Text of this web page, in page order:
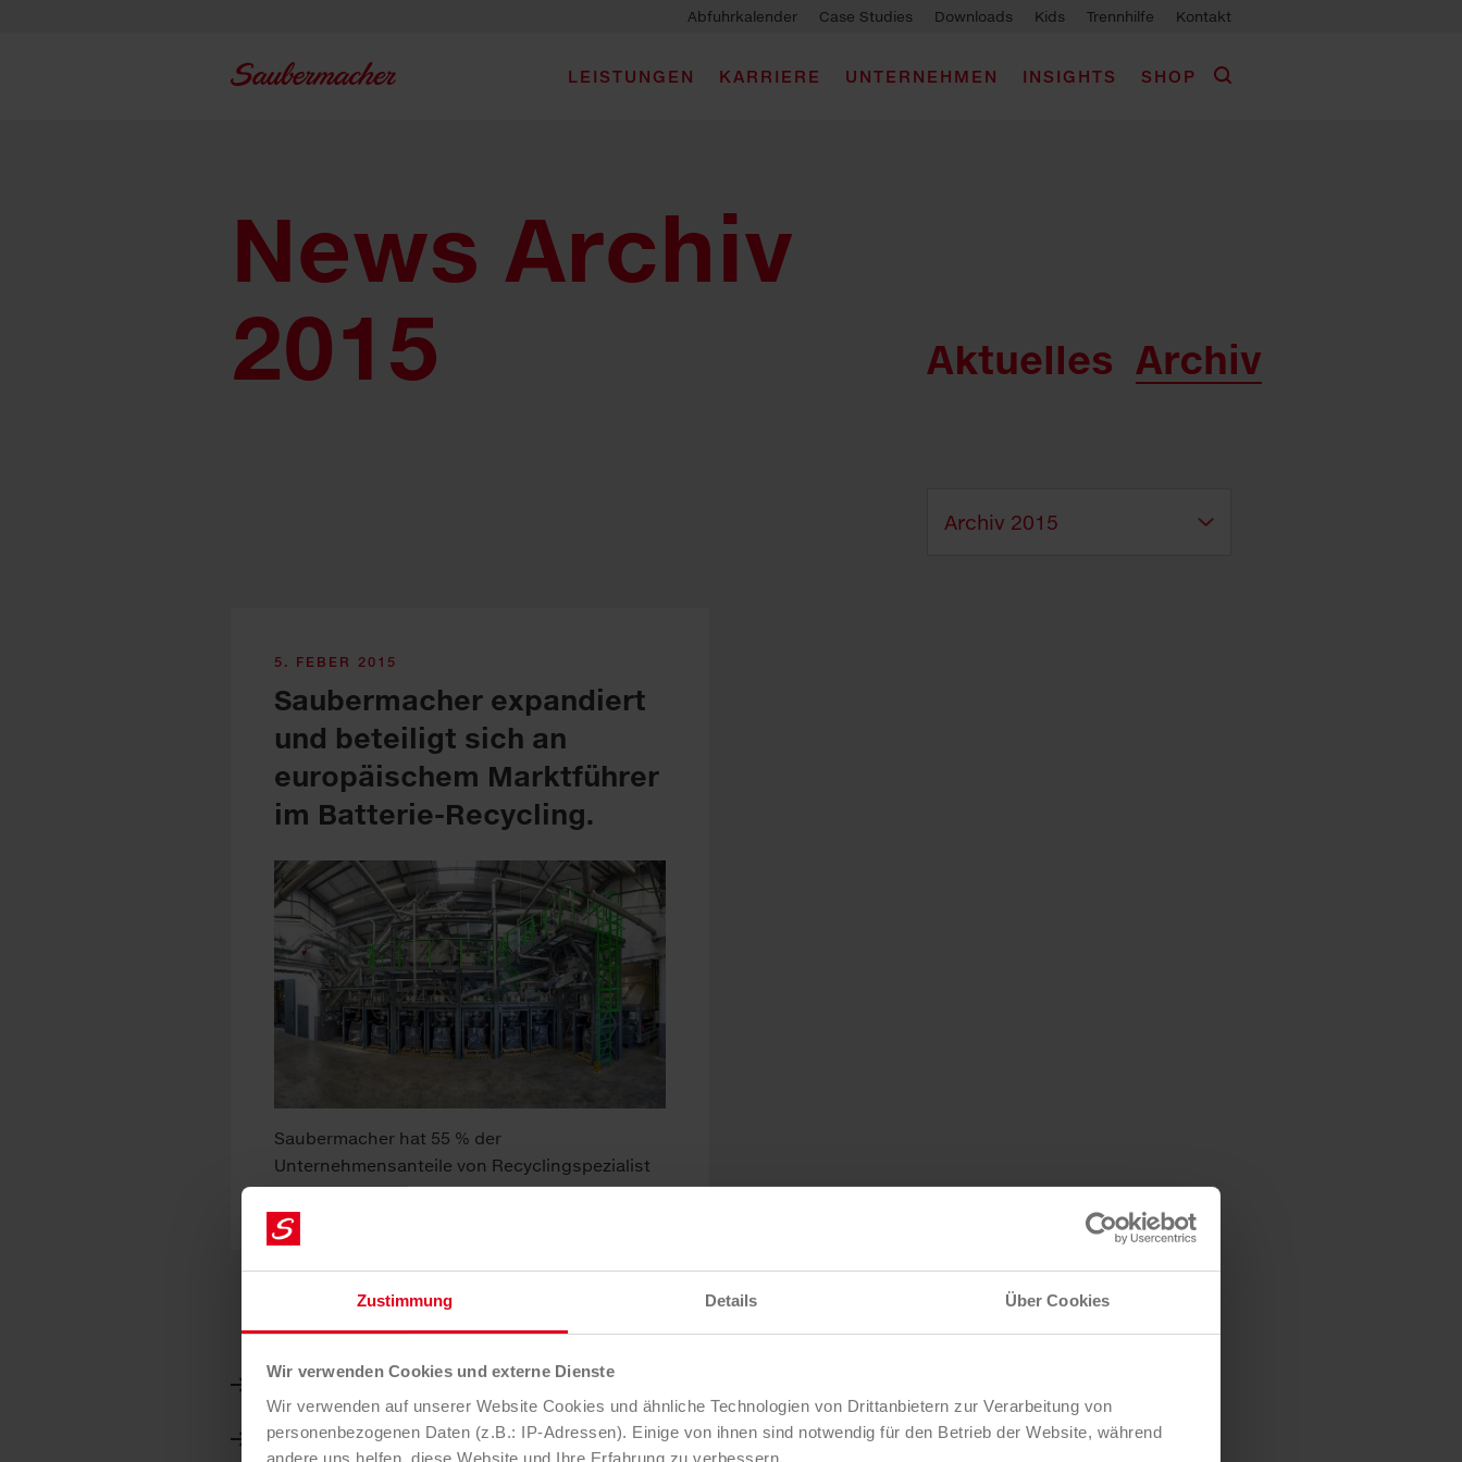
Zustimmung Details Über Cookies
Wir verwenden Cookies und externe Dienste
Wir verwenden auf unserer Website Cookies und ähnliche Technologien von Drittanbietern zur Verarbeitung von
personenbezogenen Daten (z.B.: IP-Adressen). Einige von ihnen sind notwendig für den Betrieb der Website, während
andere uns helfen, diese Website und Ihre Erfahrung zu verbessern.
Abfuhrkalender Case Studies Downloads Kids Trennhilfe Kontakt
LEISTUNGEN KARRIERE UNTERNEHMEN INSIGHTS SHOP
News Archiv
2015
Aktuelles Archiv
5. FEBER 2015
Saubermacher expandiert
und beteiligt sich an
europäischem Marktführer
im Batterie-Recycling.
Saubermacher hat 55 % der
Unternehmensanteile von Recyclingspezialist
REDUX erworben.
Archiv 2025
Archiv 2024